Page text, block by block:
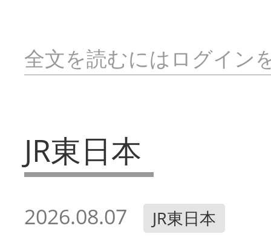
全文を読むにはログイン
JR東日本
2026.08.07 JR東日本